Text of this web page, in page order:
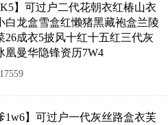
】可过户二代花朝衣红椿山衣
白龙盒雪盒红懒猪黑藏袍盒兰陵
成衣5披风十红十五红三代灰
凰曼华隐锋资历7W4
1w6】可过户一代灰丝路盒衣芙